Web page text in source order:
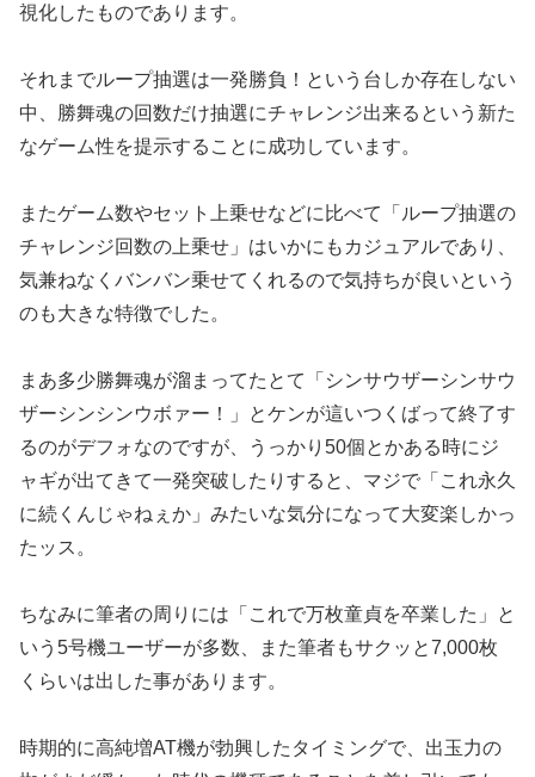
視化したものであり ます。
それまでループ抽選は一発勝負！という台しか存在しない
中、勝舞魂の回数だけ抽選にチャレンジ出来るという新た
なゲーム性を提示することに成功しています。
またゲーム数やセット上乗せなどに比べて「ループ抽選の
チャレンジ回数の上乗せ」はいかにもカジュアルであり、
気兼ねなくバンバン乗せてくれるので気持ちが良いという
のも大きな特徴でした。
まあ多少勝舞魂が溜まってたとて「シンサウザーシンサウ
ザーシンシンウボァー！」とケンが這いつくばって終了す
るのがデフォなのですが、うっかり50個とかある時にジ
ャギが出てきて一発突破したりすると、マジで「これ永久
に続くんじゃねぇか」みたいな気分になって大変楽しかっ
たッス。
ちなみに筆者の周りには「これで万枚童貞を卒業した」と
いう5号機ユーザーが多数、また筆者もサクッと7,000枚
くらいは出した事があります。
時期的に高純増AT機が勃興したタイミングで、出玉力の